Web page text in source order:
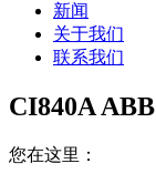
新闻
关于我们
联系我们
CI840A ABB
您在这里：